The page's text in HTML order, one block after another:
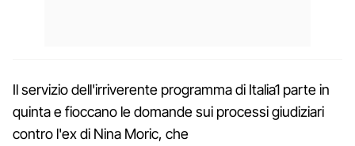
Il servizio dell'irriverente programma di Italia1 parte in
quinta e fioccano le domande sui processi giudiziari
contro l'ex di Nina Moric, che